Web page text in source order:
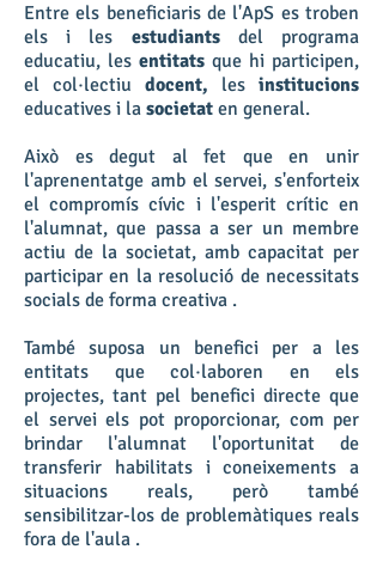
Entre els beneficiaris de l'ApS es troben
els i les estudiantsdel programa
educatiu, les entitats que hi participen,
el col·lectiu docent, les institucions
educatives i la societat en general.
Això es degut al fet que en unir
l'aprenentatge amb el servei, s'enforteix
el compromís cívic i l'esperit crític en
l'alumnat, que passa a ser un membre
actiu de la societat, amb capacitat per
participar en la resolució de necessitats
socials de forma creativa .
També suposa un benefici per a les
entitats que col·laboren en els
projectes, tant pel benefici directe que
el servei els pot proporcionar, com per
brindar l'alumnat l'oportunitat de
transferir habilitats i coneixements a
situacions reals, però també
sensibilitzar-los de problemàtiques reals
fora de l'aula .